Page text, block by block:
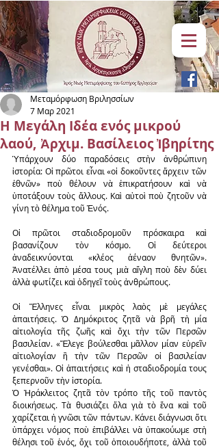
Η Μεγάλη Ιδέα ενός μικρού
λαού, Ἀρχιμ. Βασίλειος Ἰβηρίτης
Μεταμόρφωση Βριλησσίων
7 Μαρ 2021
Ὑπάρχουν δύο παραδόσεις στὴν ἀνθρώπινη
ἱστορία: Οἱ πρῶτοι εἶναι «οἱ δοκοῦντες ἄρχειν τῶν
ἐθνῶν» ποὺ θέλουν νὰ ἐπικρατήσουν καὶ νὰ
ὑποτάξουν τοὺς ἄλλους. Καὶ αὐτοὶ ποὺ ζητοῦν νὰ
γίνη τὸ θέλημα τοῦ Ἑνός.
Οἱ πρῶτοι σταδιοδρομοῦν πρόσκαιρα καὶ
βασανίζουν τὸν κόσμο. Οἱ δεύτεροι
ἀναδεικνύονται «κλέος ἀέναον θνητῶν».
Ἀνατέλλει ἀπὸ μέσα τους μιὰ αἴγλη ποὺ δὲν δύει
ἀλλὰ φωτίζει καὶ ὁδηγεῖ τοὺς ἀνθρώπους.
Οἱ Ἕλληνες εἶναι μικρὸς λαὸς μὲ μεγάλες
ἀπαιτήσεις. Ὁ Δημόκριτος ζητᾶ νὰ βρῆ τὴ μία
αἰτιολογία τῆς ζωῆς καὶ ὄχι τὴν τῶν Περσῶν
βασιλείαν. «Ἔλεγε βούλεσθαι μᾶλλον μίαν εὑρεῖν
αἰτιολογίαν ἢ τὴν τῶν Περσῶν οἱ βασιλείαν
γενέσθαι». Οἱ ἀπαιτήσεις καὶ ἡ σταδιοδρομία τους
ξεπερνοῦν τὴν ἱστορία.
Ὁ Ἡράκλειτος ζητᾶ τὸν τρόπο τῆς τοῦ παντὸς
διοικήσεως. Τὰ θυσιάζει ὅλα γιὰ τὸ ἕνα καὶ τοῦ
χαρίζεται ἡ γνῶσι τῶν πάντων. Κάνει διάγνωσι ὅτι
ὑπάρχει νόμος ποὺ ἐπιβάλλει νὰ ὑπακούωμε στὴ
θέλησι τοῦ ἑνός, ὄχι τοῦ ὁποιουδήποτε, ἀλλὰ τοῦ